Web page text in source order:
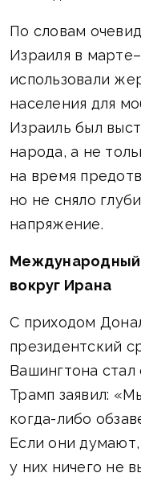
По словам
Израиля в
использовали
населения для
Израиль был
народа, а не
на время
но не сняло
напряжение.
Международный
вокруг Ирана
С приходом
президентский
Вашингтона
Трамп заявил:
когда-либо
Если они
у них ничего не